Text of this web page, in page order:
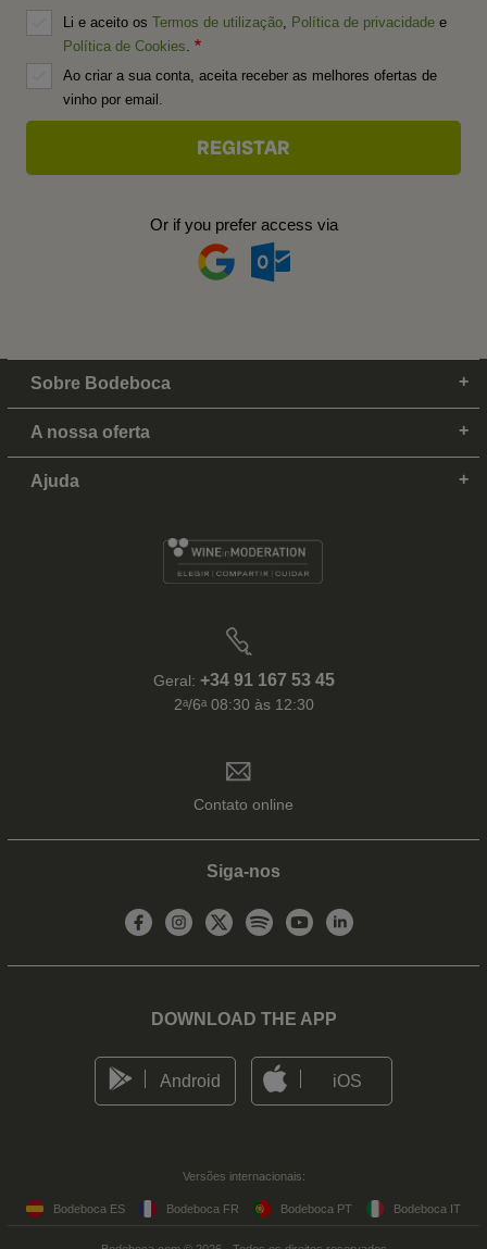
Li e aceito os Termos de utilização Política de privacidade e
Política de Cookies
Ao criar a sua conta, aceita receber as melhores ofertas de
vinho por email.
Or if you prefer access via
Sobre Bodeboca
A nossa oferta
Ajuda
Geral: +34 91 167 53 45
2ᵃ/6ᵃ 08:30 às 12:30
Contato online
Siga-nos
DOWNLOAD THE APP
Android iOS
Versões internacionais:
Bodeboca ES Bodeboca FR Bodeboca PT Bodeboca IT